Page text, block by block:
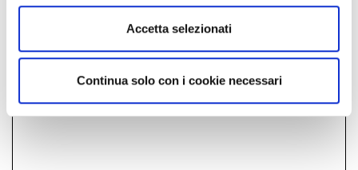
Accetta selezionati
Continua solo con i cookie necessari
PRENOTA
­DOVE